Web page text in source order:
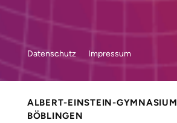
ALBERT-EINSTEIN-GYMNASIUM
BÖBLINGEN
Datenschutz Impressum